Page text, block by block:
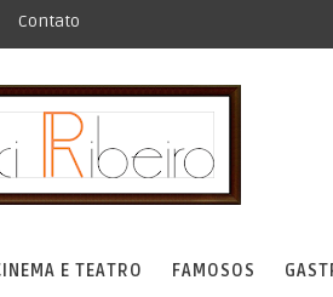
Contato
E TEATRO FAMOSOS